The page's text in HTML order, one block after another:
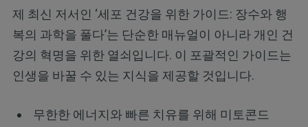
제 최신 저서인 ‘세포 건강을 위한 가이드: 장수와 행
복의 과학을 풀다’는 단순한 매뉴얼이 아니라 개인 건
강의 혁명을 위한 열쇠입니다. 이 포괄적인 가이드는
인생을 바꿀 수 있는 지식을 제공할 것입니다.
무한한 에너지와 빠른 치유를 위해 미토콘드